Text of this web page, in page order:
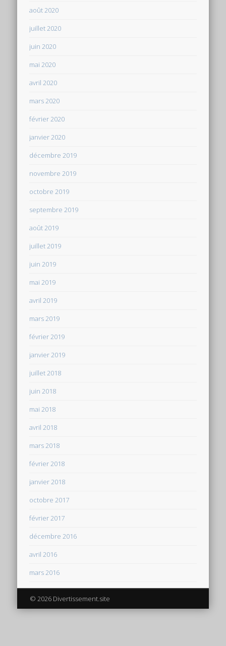
août 2020
juillet 2020
juin 2020
mai 2020
avril 2020
mars 2020
février 2020
janvier 2020
décembre 2019
novembre 2019
octobre 2019
septembre 2019
août 2019
juillet 2019
juin 2019
mai 2019
avril 2019
mars 2019
février 2019
janvier 2019
juillet 2018
juin 2018
mai 2018
avril 2018
mars 2018
février 2018
janvier 2018
octobre 2017
février 2017
décembre 2016
avril 2016
mars 2016
© 2026 Divertissement.site